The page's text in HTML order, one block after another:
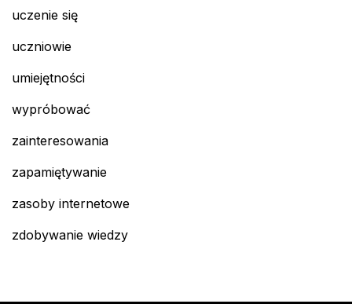
uczenie się
uczniowie
umiejętności
wypróbować
zainteresowania
zapamiętywanie
zasoby internetowe
zdobywanie wiedzy